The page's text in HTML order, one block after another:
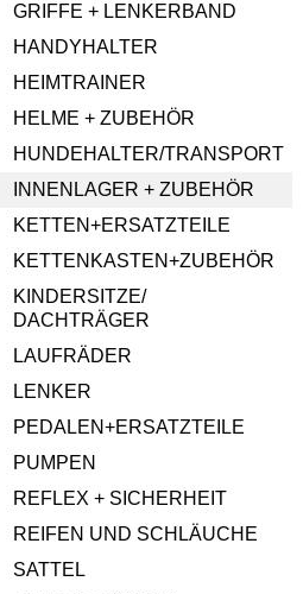
GRIFFE + LENKERBAND
HANDYHALTER
HEIMTRAINER
HELME + ZUBEHÖR
HUNDEHALTER/TRANSPORT
INNENLAGER + ZUBEHÖR
KETTEN+ERSATZTEILE
KETTENKASTEN+ZUBEHÖR
KINDERSITZE/
DACHTRÄGER
LAUFRÄDER
LENKER
PEDALEN+ERSATZTEILE
PUMPEN
REFLEX + SICHERHEIT
REIFEN UND SCHLÄUCHE
SATTEL